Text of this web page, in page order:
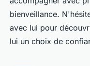
bienveillance.
avec lui pour
lui un choix de